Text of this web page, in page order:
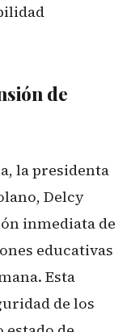
de
la presidenta
Delcy
inmediata de
educativas
Esta
de los